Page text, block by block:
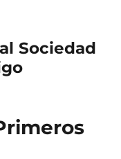
Sociedad